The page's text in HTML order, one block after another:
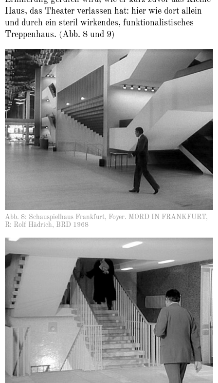
Haus, das Theater verlassen hat: hier wie dort allein
und durch ein steril wirkendes, funktionalistisches
Treppenhaus. (Abb. 8 und 9)
Abb. 8: Schauspielhaus Frankfurt, Foyer. MORD IN FRANKFURT,
R: Rolf Hädrich, BRD 1968